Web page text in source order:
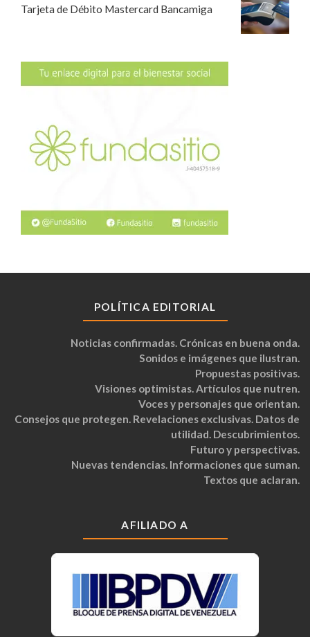
Tarjeta de Débito Mastercard Bancamiga
POLÍTICA EDITORIAL
Noticias confirmadas. Crónicas en buena onda.
Sonidos e imágenes que ilustran.
Propuestas positivas.
Visiones optimistas. Artículos que nutren.
Voces y personajes que orientan.
Consejos que protegen. Revelaciones exclusivas. Datos de
utilidad. Descubrimientos.
Futuro y perspectivas.
Nuevas tendencias. Informaciones que suman.
Textos que aclaran.
AFILIADO A